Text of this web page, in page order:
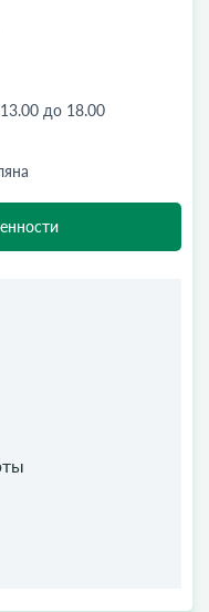
до 18.00